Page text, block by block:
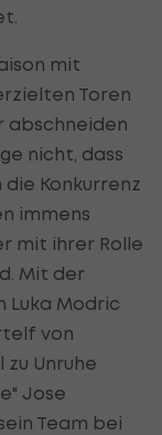
mit
Toren
abschneiden
nicht, dass
Konkurrenz
immens
mit ihrer Rolle
Mit der
Luka Modric
von
Unruhe
Jose
Team bei